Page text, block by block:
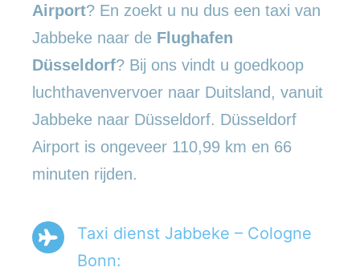
Airport? En zoekt u nu dus een taxi van
Jabbeke naar de Flughafen
Düsseldorf? Bij ons vindt u goedkoop
luchthavenvervoer naar Duitsland, vanuit
Jabbeke naar Düsseldorf. Düsseldorf
Airport is ongeveer 110,99 km en 66
minuten rijden.
Taxi dienst Jabbeke – Cologne
Bonn: